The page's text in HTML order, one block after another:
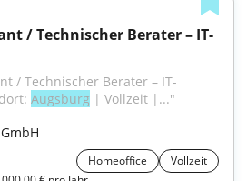
/ Technischer Berater – IT-
/ Technischer Berater – IT-
Augsburg | Vollzeit |..."
Homeoffice
Vollzeit